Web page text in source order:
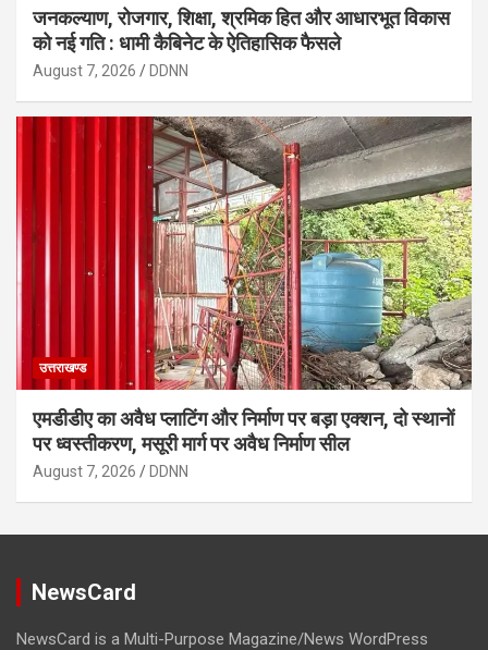
जनकल्याण, रोजगार, शिक्षा, श्रमिक हित और आधारभूत विकास
को नई गति : धामी कैबिनेट के ऐतिहासिक फैसले
August 7, 2026 DDNN
उत्तराखण्ड
एमडीडीए का अवैध प्लाटिंग और निर्माण पर बड़ा एक्शन, दो स्थानों
पर ध्वस्तीकरण, मसूरी मार्ग पर अवैध निर्माण सील
August 7, 2026 DDNN
NewsCard
NewsCard is a Multi-Purpose Magazine/News WordPress